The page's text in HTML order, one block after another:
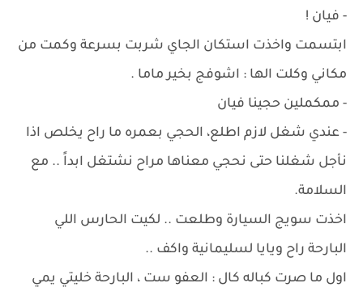
- فيان !
ابتسمت واخذت استكان الجاي شربت بسرعة وكمت من
مكاني وكلت الها : اشوفج بخير ماما .
- ممكملين حجينا فيان
- عندي شغل لازم اطلع، الحجي بعمره ما راح يخلص اذا
نأجل شغلنا حتى نحجي معناها مراح نشتغل ابداً .. مع
السلامة.
اخذت سويج السيارة وطلعت .. لكيت الحارس اللي
البارحة راح ويايا لسليمانية واكف ..
اول ما صرت كباله كال : العفو ست ، البارحة خليتي يمي